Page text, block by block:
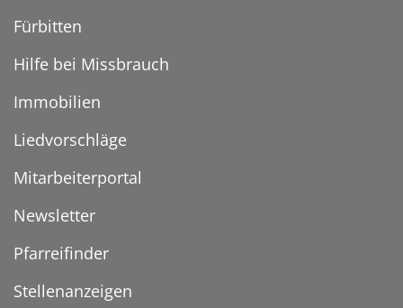
Fürbitten
Hilfe bei Missbrauch
Immobilien
Liedvorschläge
Mitarbeiterportal
Newsletter
Pfarreifinder
Stellenanzeigen